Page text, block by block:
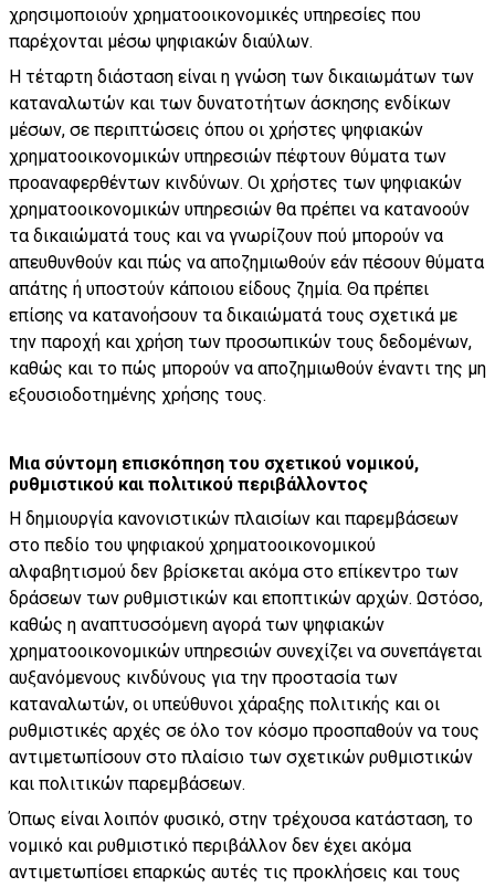
χρησιμοποιούν χρηματοοικονομικές υπηρεσίες που
παρέχονται μέσω ψηφιακών διαύλων.
Η τέταρτη διάσταση είναι η γνώση των δικαιωμάτων των
καταναλωτών και των δυνατοτήτων άσκησης ενδίκων
μέσων, σε περιπτώσεις όπου οι χρήστες ψηφιακών
χρηματοοικονομικών υπηρεσιών πέφτουν θύματα των
προαναφερθέντων κινδύνων. Οι χρήστες των ψηφιακών
χρηματοοικονομικών υπηρεσιών θα πρέπει να κατανοούν
τα δικαιώματά τους και να γνωρίζουν πού μπορούν να
απευθυνθούν και πώς να αποζημιωθούν εάν πέσουν θύματα
απάτης ή υποστούν κάποιου είδους ζημία. Θα πρέπει
επίσης να κατανοήσουν τα δικαιώματά τους σχετικά με
την παροχή και χρήση των προσωπικών τους δεδομένων,
καθώς και το πώς μπορούν να αποζημιωθούν έναντι της μη
εξουσιοδοτημένης χρήσης τους.
Μια σύντομη επισκόπηση του σχετικού νομικού,
ρυθμιστικού και πολιτικού περιβάλλοντος
Η δημιουργία κανονιστικών πλαισίων και παρεμβάσεων
στο πεδίο του ψηφιακού χρηματοοικονομικού
αλφαβητισμού δεν βρίσκεται ακόμα στο επίκεντρο των
δράσεων των ρυθμιστικών και εποπτικών αρχών. Ωστόσο,
καθώς η αναπτυσσόμενη αγορά των ψηφιακών
χρηματοοικονομικών υπηρεσιών συνεχίζει να συνεπάγεται
αυξανόμενους κινδύνους για την προστασία των
καταναλωτών, οι υπεύθυνοι χάραξης πολιτικής και οι
ρυθμιστικές αρχές σε όλο τον κόσμο προσπαθούν να τους
αντιμετωπίσουν στο πλαίσιο των σχετικών ρυθμιστικών
και πολιτικών παρεμβάσεων.
Όπως είναι λοιπόν φυσικό, στην τρέχουσα κατάσταση, το
νομικό και ρυθμιστικό περιβάλλον δεν έχει ακόμα
αντιμετωπίσει επαρκώς αυτές τις προκλήσεις και τους